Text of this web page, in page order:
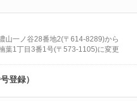
山一ノ谷28番地2(〒614-8289)から
葉1丁目3番1号(〒573-1105)に変更
登録）